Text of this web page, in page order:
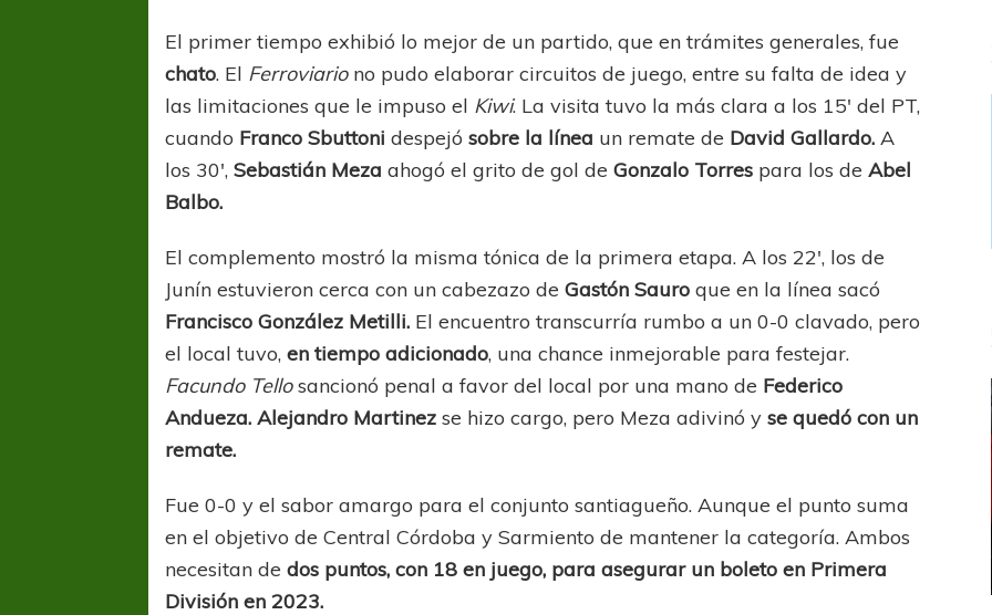
El primer tiempo exhibió lo mejor de un partido, que en trámites generales, fue
chato. El Ferroviariono pudo elaborar circuitos de juego, entre su falta de idea y
las limitaciones que le impuso el Kiwi. La visita tuvo la más clara a los 15′ del PT,
cuando Franco Sbuttoni despejósobre la línea un remate de David Gallardo. A
los 30′,Sebastián Meza ahogó el grito de gol deGonzalo Torres para los deAbel
Balbo.
El complemento mostró la misma tónica de la primera etapa. A los 22′, los de
Junín estuvieron cerca con un cabezazo deGastón Sauro que en la línea sacó
Francisco González Metilli. El encuentro transcurría rumbo a un 0-0 clavado, pero
el local tuvo,en tiempo adicionado, una chance inmejorable para festejar.
Facundo Tellosancionó penal a favor del local por una mano de Federico
Andueza. Alejandro Martinez se hizo cargo, pero Meza adivinó yse quedó con un
remate.
Fue 0-0 y el sabor amargo para el conjunto santiagueño. Aunque el punto suma
en el objetivo de Central Córdoba y Sarmiento de mantener la categoría. Ambos
necesitan dedos puntos, con 18 en juego, para asegurar un boleto en Primera
División en 2023.